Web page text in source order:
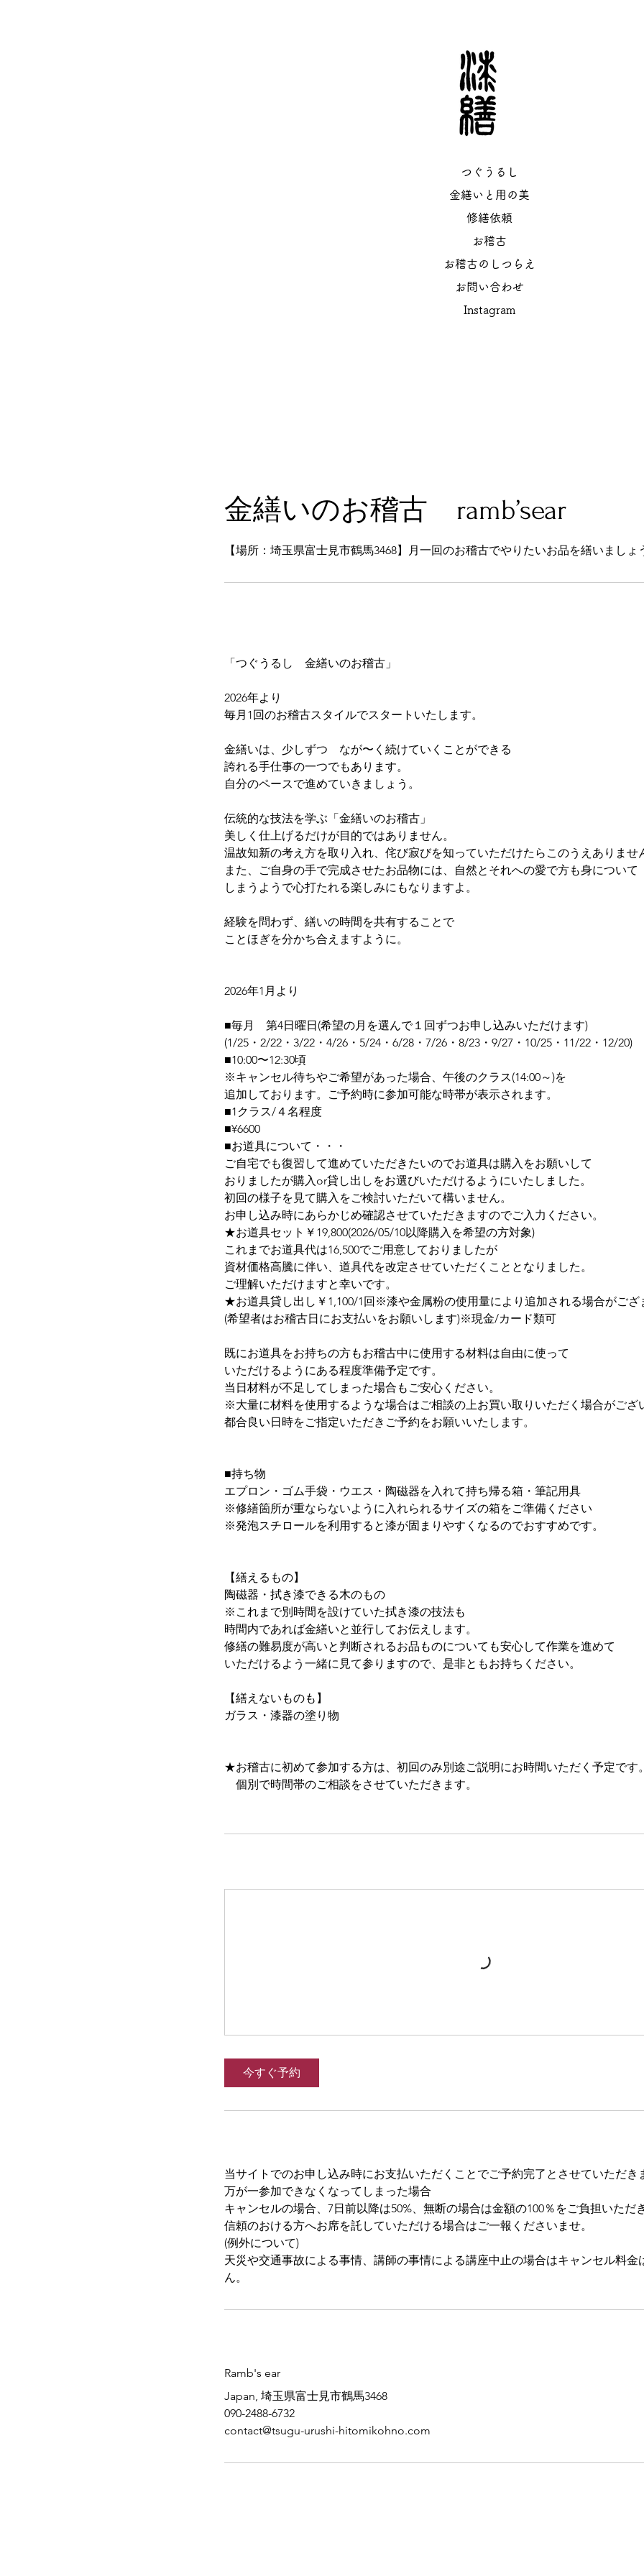
つぐうるし
金繕いと用の美
修繕依頼
お稽古
お稽古のしつらえ
お問い合わせ
Instagram
金繕いのお稽古 ramb’sear
【場所：埼玉県富士見市鶴馬3468】月一回のお稽古でやりたいお品を繕いましょ
「つぐうるし 金繕いのお稽古」
2026年より
毎月1回のお稽古スタイルでスタートいたします。
金繕いは、少しずつ なが〜く続けていくことができる
誇れる手仕事の一つでもあります。
自分のペースで進めていきましょう。
伝統的な技法を学ぶ「金繕いのお稽古」
美しく仕上げるだけが目的ではありません。
温故知新の考え方を取り入れ、侘び寂びを知っていただけたらこのうえありませ
また、ご自身の手で完成させたお品物には、自然とそれへの愛で方も身について
しまうようで心打たれる楽しみにもなりますよ。
経験を問わず、繕いの時間を共有することで
ことほぎを分かち合えますように。
2026年1月より
■毎月 第4日曜日(希望の月を選んで１回ずつお申し込みいただけます)
(1/25・2/22・3/22・4/26・5/24・6/28・7/26・8/23・9/27・10/25・11/22・12/20)
■10:00〜12:30頃
※キャンセル待ちやご希望があった場合、午後のクラス(14:00～)を
追加しております。ご予約時に参加可能な時帯が表示されます。
■1クラス/４名程度
■¥6600
■お道具について・・・
ご自宅でも復習して進めていただきたいのでお道具は購入をお願いして
おりましたが購入or貸し出しをお選びいただけるようにいたしました。
初回の様子を見て購入をご検討いただいて構いません。
お申し込み時にあらかじめ確認させていただきますのでご入力ください。
★お道具セット￥19,800(2026/05/10以降購入を希望の方対象)
これまでお道具代は16,500でご用意しておりましたが
資材価格高騰に伴い、道具代を改定させていただくこととなりました。
ご理解いただけますと幸いです。
★お道具貸し出し￥1,100/1回※漆や金属粉の使用量により追加される場合がござ
(希望者はお稽古日にお支払いをお願いします)※現金/カード類可
既にお道具をお持ちの方もお稽古中に使用する材料は自由に使って
いただけるようにある程度準備予定です。
当日材料が不足してしまった場合もご安心ください。
※大量に材料を使用するような場合はご相談の上お買い取りいただく場合がござ
都合良い日時をご指定いただきご予約をお願いいたします。
■持ち物
エプロン・ゴム手袋・ウエス・陶磁器を入れて持ち帰る箱・筆記用具
※修繕箇所が重ならないように入れられるサイズの箱をご準備ください
※発泡スチロールを利用すると漆が固まりやすくなるのでおすすめです。
【繕えるもの】
陶磁器・拭き漆できる木のもの
※これまで別時間を設けていた拭き漆の技法も
時間内であれば金繕いと並行してお伝えします。
修繕の難易度が高いと判断されるお品ものについても安心して作業を進めて
いただけるよう一緒に見て参りますので、是非ともお持ちください。
【繕えないものも】
ガラス・漆器の塗り物
★お稽古に初めて参加する方は、初回のみ別途ご説明にお時間いただく予定です
個別で時間帯のご相談をさせていただきます。
今すぐ予約
当サイトでのお申し込み時にお支払いただくことでご予約完了とさせていただき
万が一参加できなくなってしまった場合
キャンセルの場合、7日前以降は50%、無断の場合は金額の100％をご負担いただ
信頼のおける方へお席を託していただける場合はご一報くださいませ。
(例外について)
天災や交通事故による事情、講師の事情による講座中止の場合はキャンセル料金
Ramb's ear
Japan, 埼玉県富士見市鶴馬3468
090-2488-6732
contact@tsugu-urushi-hitomikohno.com